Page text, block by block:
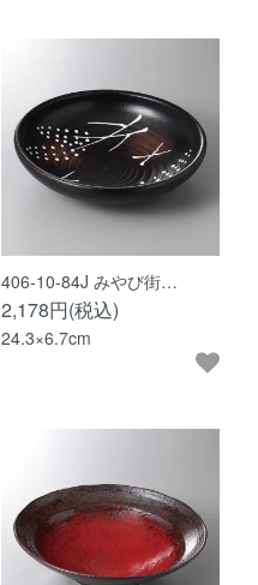
406-10-84J みやび街…
2,178円(税込)
24.3×6.7cm